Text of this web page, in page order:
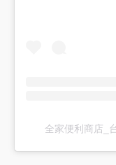
全家便利商店_